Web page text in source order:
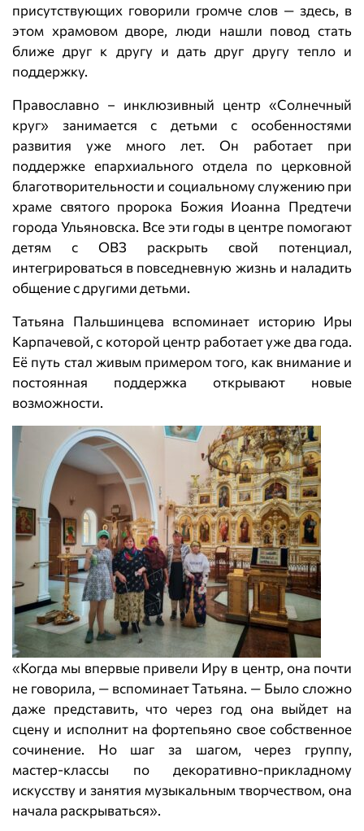
присутствующих говорили громче слов — здесь, в
этом храмовом дворе, люди нашли повод стать
ближе друг к другу и дать друг другу тепло и
поддержку.
Православно – инклюзивный центр «Солнечный
круг» занимается с детьми с особенностями
развития уже много лет. Он работает при
поддержке епархиального отдела по церковной
благотворительности и социальному служению при
храме святого пророка Божия Иоанна Предтечи
города Ульяновска. Все эти годы в центре помогают
детям с ОВЗ раскрыть свой потенциал,
интегрироваться в повседневную жизнь и наладить
общение с другими детьми.
Татьяна Пальшинцева вспоминает историю Иры
Карпачевой, с которой центр работает уже два года.
Её путь стал живым примером того, как внимание и
постоянная поддержка открывают новые
возможности.
«Когда мы впервые привели Иру в центр, она почти
не говорила, — вспоминает Татьяна. — Было сложно
даже представить, что через год она выйдет на
сцену и исполнит на фортепьяно свое собственное
сочинение. Но шаг за шагом, через группу,
мастер‑классы по декоративно‑прикладному
искусству и занятия музыкальным творчеством, она
начала раскрываться».